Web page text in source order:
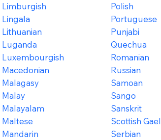
Limburgish
Lingala
Lithuanian
Luganda
Luxembourgish
Macedonian
Malagasy
Malay
Malayalam
Maltese
Mandarin
Polish
Portuguese
Punjabi
Quechua
Romanian
Russian
Samoan
Sango
Sanskrit
Scottish
Serbian